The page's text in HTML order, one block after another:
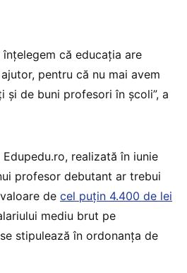
înțelegem că educația are
pentru că nu mai avem
și de buni profesori în școli”, a
realizată în iunie
profesor debutant ar trebui
de cel puțin 4.400 de lei
mediu brut pe
stipulează în ordonanța de